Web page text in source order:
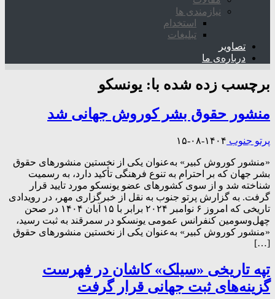
نیازمندی ها
استخدام
تبلیغات
تصاویر
درباره‌ی ما
برچسب زده شده با: یونسکو
منشور حقوق بشر کوروش جهانی شد
پرتو جنوب ۱۴۰۴-۰۸-۱۵
«منشور کوروش کبیر» به‌عنوان یکی از نخستین منشورهای حقوق
بشر جهان که بر احترام به تنوع فرهنگی تأکید دارد، به رسمیت
شناخته شد و از سوی کشورهای عضو یونسکو مورد تایید قرار
گرفت. به گزارش پرتو جنوب به نقل از خبرگزاری مهر، در رویدادی
تاریخی که امروز ۶ نوامبر ۲۰۲۴ برابر با ۱۵ آبان ۱۴۰۴ در صحن
چهل‌وسومین کنفرانس عمومی یونسکو در سمرقند به ثبت رسید،
«منشور کوروش کبیر» به‌عنوان یکی از نخستین منشورهای حقوق
[…]
تپه تاریخی «سیلک» کاشان در فهرست
گزینه‌های ثبت جهانی قرار گرفت